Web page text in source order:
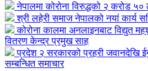
नेपालमा कोरोना विरुद्धको २ करोड
श्री लहेरी समाज नेपालको नयां कार्य
कोरोना कालमा अनलाइनबाट विद्युत
वितरण केन्द्र प्रमुख साह
प्रदेश २ सरकारको प्रहरी जवानदेखि
सम्बन्धित समाचार